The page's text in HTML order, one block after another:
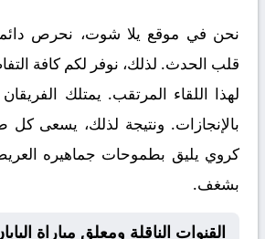
نحن في موقع يلا شوت، نحرص
قلب الحدث. لذلك، نوفر لكم كافة
لهذا اللقاء المرتقب. يمتلك الفريقان
بالإنجازات. ونتيجة لذلك، يسعى
كروي يليق بطموحات جماهيره
بشغف.
القنوات الناقلة ومعلق مباراة